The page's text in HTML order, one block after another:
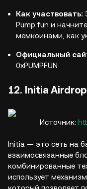
Как участвовать:
Pump.fun и
мемкоинами, как
Официальный
0xPUMPFUN
12. Initia Airdrop
Источник:
Initia — это сеть на
взаимосвязанные
комбинированные
использует